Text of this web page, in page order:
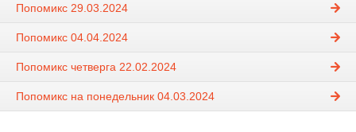
Попомикс 29.03.2024
Попомикс 04.04.2024
Попомикс четверга 22.02.2024
Попомикс на понедельник 04.03.2024